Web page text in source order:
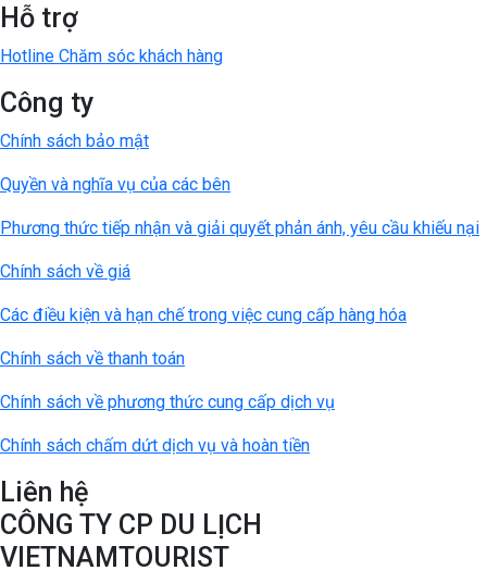
Hỗ trợ
Hotline Chăm sóc khách hàng
Công ty
Chính sách bảo mật
Quyền và nghĩa vụ của các bên
Phương thức tiếp nhận và giải quyết phản ánh, yêu cầu khiếu nại
Chính sách về giá
Các điều kiện và hạn chế trong việc cung cấp hàng hóa
Chính sách về thanh toán
Chính sách về phương thức cung cấp dịch vụ
Chính sách chấm dứt dịch vụ và hoàn tiền
Liên hệ
CÔNG TY CP DU LỊCH
VIETNAMTOURIST